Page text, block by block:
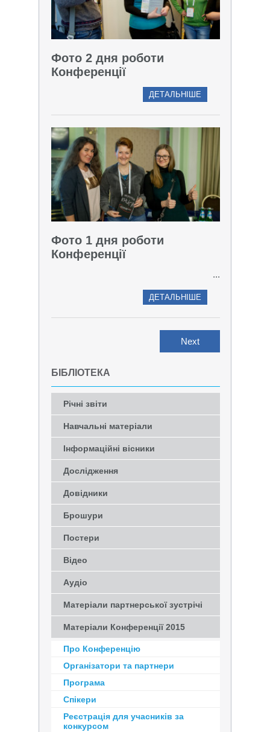
Фото 2 дня роботи
Конференції
ДЕТАЛЬНІШЕ
Фото 1 дня роботи
Конференції
...
ДЕТАЛЬНІШЕ
Next
БІБЛІОТЕКА
Річні звіти
Навчальні матеріали
Інформаційні вісники
Дослідження
Довідники
Брошури
Постери
Відео
Аудіо
Матеріали партнерської зустрічі
Матеріали Конференції 2015
Про Конференцію
Організатори та партнери
Програма
Спікери
Реєстрація для учасників за
конкурсом